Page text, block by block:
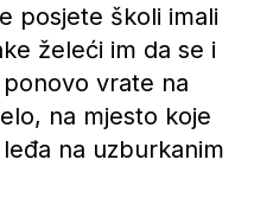
posjete školi imali
želeći im da se i
vrate na
na mjesto koje
na uzburkanim